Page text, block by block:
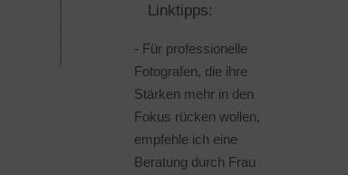
Linktipps:
- Für professionelle
Fotografen, die ihre
Stärken mehr in den
Fokus rücken wollen,
empfehle ich eine
Beratung durch Frau